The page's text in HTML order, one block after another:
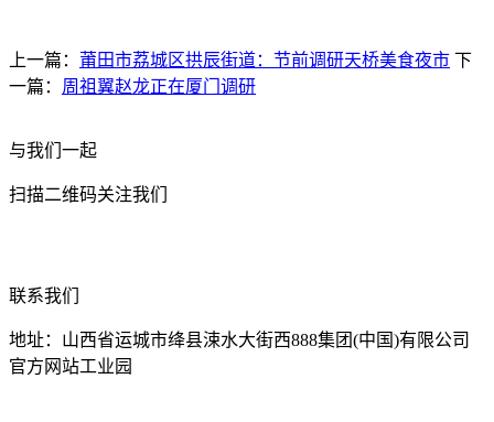
上一篇： 莆田市荔城区拱辰街道：节前调研天桥美食夜市 下
一篇： 周祖翼赵龙正在厦门调研
与我们一起
扫描二维码关注我们
联系我们
地址：山西省运城市绛县涑水大街西888集团(中国)有限公司
官方网站工业园